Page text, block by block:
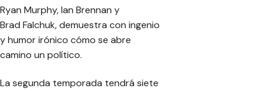
Ryan Murphy, Ian Brennan y
Brad Falchuk, demuestra con ingenio
y humor irónico cómo se abre
camino un político.
La segunda temporada tendrá siete